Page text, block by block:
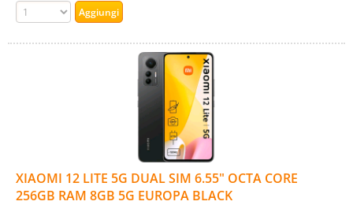
XIAOMI 12 LITE 5G DUAL SIM 6.55" OCTA CORE
256GB RAM 8GB 5G EUROPA BLACK